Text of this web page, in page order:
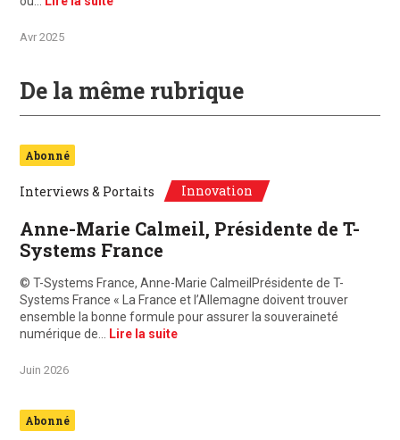
Avr 2025
De la même rubrique
Abonné
Interviews & Portaits Innovation
Anne-Marie Calmeil, Présidente de T-
Systems France
© T-Systems France, Anne-Marie CalmeilPrésidente de T-
Systems France « La France et l’Allemagne doivent trouver
ensemble la bonne formule pour assurer la souveraineté
numérique de…
Lire la suite
Juin 2026
Abonné